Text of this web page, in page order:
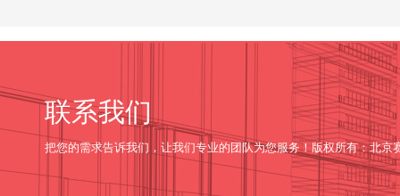
联系我们
把您的需求告诉我们，让我们专业的团队为您服务！版权所有：北京